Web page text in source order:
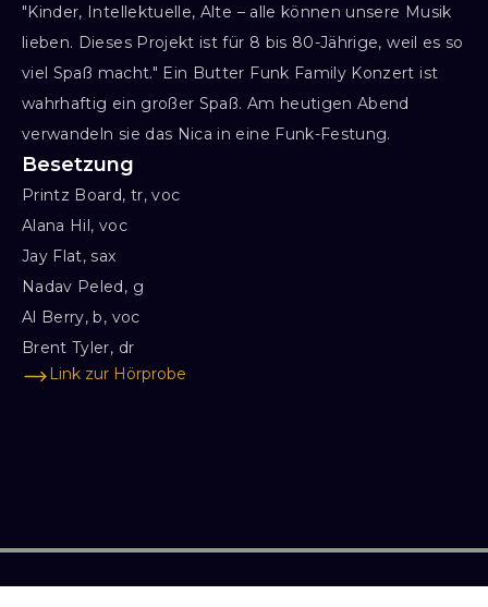
"Kinder, Intellektuelle, Alte – alle können unsere Musik
lieben. Dieses Projekt ist für 8 bis 80-Jährige, weil es so
viel Spaß macht." Ein Butter Funk Family Konzert ist
wahrhaftig ein großer Spaß. Am heutigen Abend
verwandeln sie das Nica in eine Funk-Festung.
Besetzung
Printz Board, tr, voc
Alana Hil, voc
Jay Flat, sax
Nadav Peled, g
Al Berry, b, voc
Brent Tyler, dr
Link zur Hörprobe